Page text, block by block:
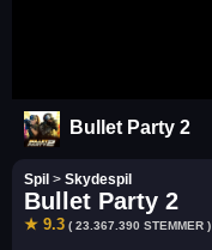
Bullet Party 2
Spil > Skydespil
Bullet Party 2
★ 9.3 ( 23.367.390 STEMMER )